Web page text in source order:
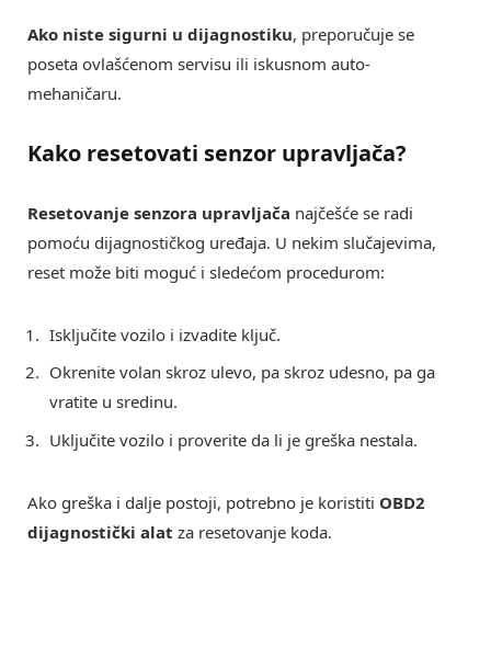
Ako niste sigurni u dijagnostiku, preporučuje se
poseta ovlašćenom servisu ili iskusnom auto-
mehaničaru.
Kako resetovati senzor upravljača?
Resetovanje senzora upravljača najčešće se radi
pomoću dijagnostičkog uređaja. U nekim slučajevima,
reset može biti moguć i sledećom procedurom:
Isključite vozilo i izvadite ključ.
Okrenite volan skroz ulevo, pa skroz udesno, pa ga
vratite u sredinu.
Uključite vozilo i proverite da li je greška nestala.
Ako greška i dalje postoji, potrebno je koristiti OBD2
dijagnostički alat za resetovanje koda.